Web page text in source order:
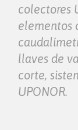
colectores
elementos
llaves de
corte,
UPONOR.